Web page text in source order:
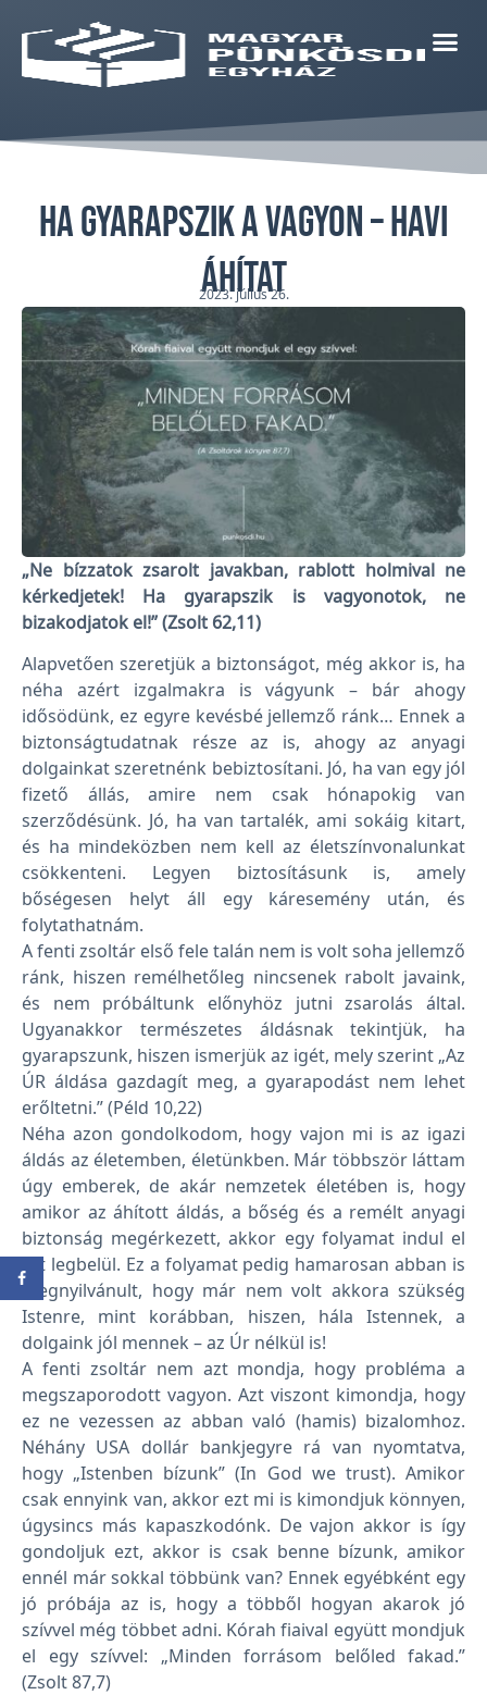
Ha gyarapszik a vagyon – havi
áhítat
2023. július 26.
„Ne bízzatok zsarolt javakban, rablott holmival ne
kérkedjetek! Ha gyarapszik is vagyonotok, ne
bizakodjatok el!” (Zsolt 62,11)
Alapvetően szeretjük a biztonságot, még akkor is, ha
néha azért izgalmakra is vágyunk – bár ahogy
idősödünk, ez egyre kevésbé jellemző ránk… Ennek a
biztonságtudatnak része az is, ahogy az anyagi
dolgainkat szeretnénk bebiztosítani. Jó, ha van egy jól
fizető állás, amire nem csak hónapokig van
szerződésünk. Jó, ha van tartalék, ami sokáig kitart,
és ha mindeközben nem kell az életszínvonalunkat
csökkenteni. Legyen biztosításunk is, amely
bőségesen helyt áll egy káresemény után, és
folytathatnám.
A fenti zsoltár első fele talán nem is volt soha jellemző
ránk, hiszen remélhetőleg nincsenek rabolt javaink,
és nem próbáltunk előnyhöz jutni zsarolás által.
Ugyanakkor természetes áldásnak tekintjük, ha
gyarapszunk, hiszen ismerjük az igét, mely szerint „Az
ÚR áldása gazdagít meg, a gyarapodást nem lehet
erőltetni.” (Péld 10,22)
Néha azon gondolkodom, hogy vajon mi is az igazi
áldás az életemben, életünkben. Már többször láttam
úgy emberek, de akár nemzetek életében is, hogy
amikor az áhított áldás, a bőség és a remélt anyagi
biztonság megérkezett, akkor egy folyamat indul el
ott legbelül. Ez a folyamat pedig hamarosan abban is
megnyilvánult, hogy már nem volt akkora szükség
Istenre, mint korábban, hiszen, hála Istennek, a
dolgaink jól mennek – az Úr nélkül is!
A fenti zsoltár nem azt mondja, hogy probléma a
megszaporodott vagyon. Azt viszont kimondja, hogy
ez ne vezessen az abban való (hamis) bizalomhoz.
Néhány USA dollár bankjegyre rá van nyomtatva,
hogy „Istenben bízunk” (In God we trust). Amikor
csak ennyink van, akkor ezt mi is kimondjuk könnyen,
úgysincs más kapaszkodónk. De vajon akkor is így
gondoljuk ezt, akkor is csak benne bízunk, amikor
ennél már sokkal többünk van? Ennek egyébként egy
jó próbája az is, hogy a többől hogyan akarok jó
szívvel még többet adni. Kórah fiaival együtt mondjuk
el egy szívvel: „Minden forrásom belőled fakad.”
(Zsolt 87,7)